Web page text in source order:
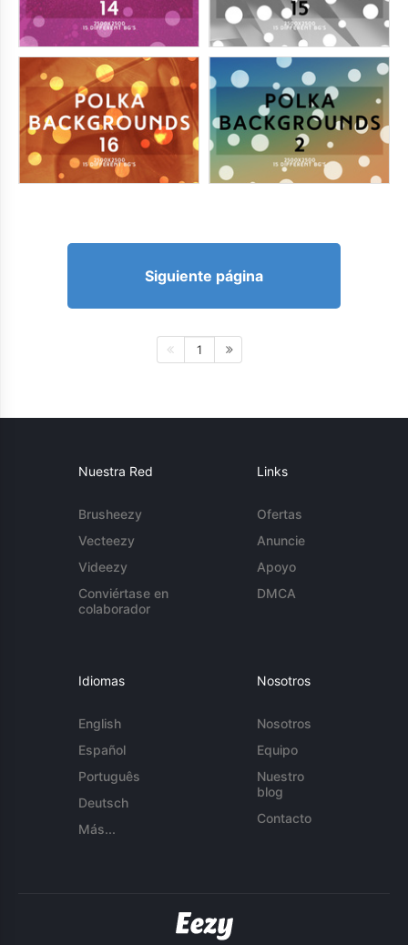
Siguiente página
1
Nuestra Red
Brusheezy
Vecteezy
Videezy
Conviértase en
colaborador
Links
Ofertas
Anuncie
Apoyo
DMCA
Idiomas
English
Español
Português
Deutsch
Más...
Nosotros
Nosotros
Equipo
Nuestro
blog
Contacto